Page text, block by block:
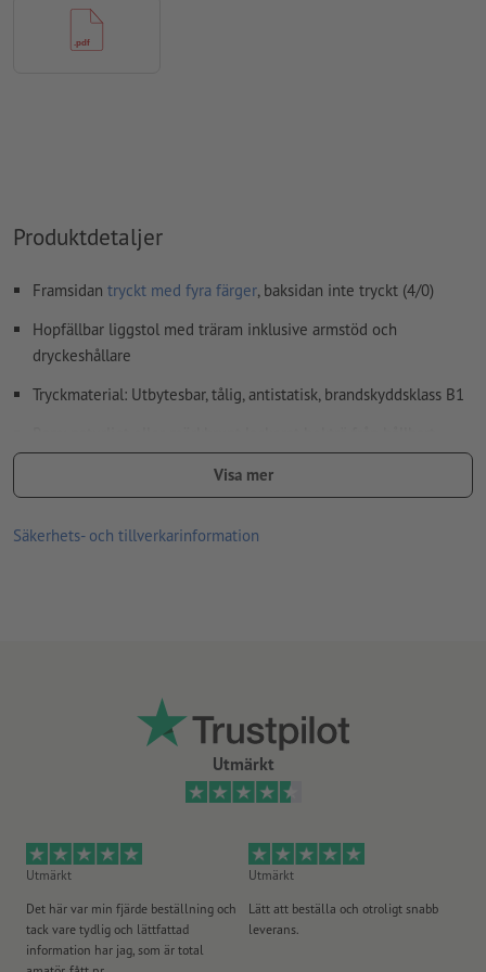
Produktdetaljer
Framsidan tryckt med fyra färger, baksidan inte tryckt (4/0)
Hopfällbar liggstol med träram inklusive armstöd och
dryckeshållare
Tryckmaterial: Utbytesbar, tålig, antistatisk, brandskyddsklass B1
miljövänligt skogsbruk (FSC-certifikat, GFA-COC-1156)
Mått:
Liggyta: 420 x 940 mm
maximal bärförmåga: ca. 110 kg
Observera att färgerna som visas på skärmen kan skilja sig från
de faktiska produktfärgerna på grund av ljusförhållanden eller
bildskärmsinställningar.
Bearbetning: digitalt tryck
Visa mer
Säkerhets- och tillverkarinformation
Utmärkt
Utmärkt
Det här var min fjärde beställning och
tack vare tydlig och lättfattad
information har jag, som är total
Utmärkt
Lätt att beställa och otroligt snabb
leverans.